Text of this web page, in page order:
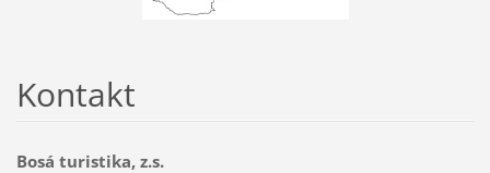
Kontakt
Bosá turistika, z.s.